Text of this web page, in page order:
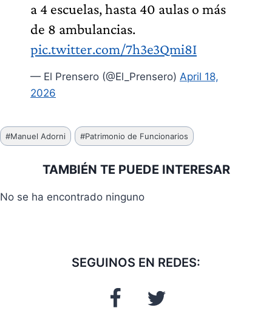
a 4 escuelas, hasta 40 aulas o más
de 8 ambulancias.
pic.twitter.com/7h3e3Qmi8I
— El Prensero (@El_Prensero) April 18,
2026
Etiquetas
de
#Manuel Adorni #Patrimonio de Funcionarios
TAMBIÉN TE PUEDE INTERESAR
No se ha encontrado ninguno
SEGUINOS EN REDES: